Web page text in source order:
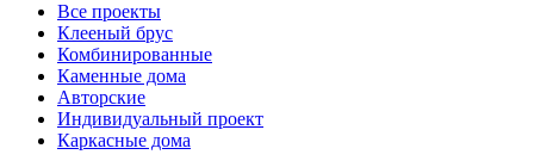
Все проекты
Клееный брус
Комбинированные
Каменные дома
Авторские
Индивидуальный проект
Каркасные дома